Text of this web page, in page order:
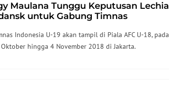
Maulana Tunggu Keputusan Lechia
untuk Gabung Timnas
Indonesia U-19 akan tampil di Piala AFC U-18, pada
hingga 4 November 2018 di Jakarta.